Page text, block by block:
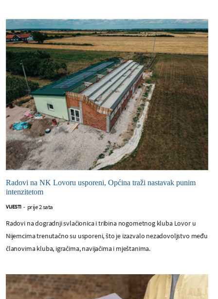
Radovi na NK Lovoru usporeni, Općina traži nastavak punim
intenzitetom
VIJESTI - prije 2 sata
Radovi na dogradnji svlačionica i tribina nogometnog kluba Lovor u
Nijemcima trenutačno su usporeni, što je izazvalo nezadovoljstvo među
članovima kluba, igračima, navijačima i mještanima.